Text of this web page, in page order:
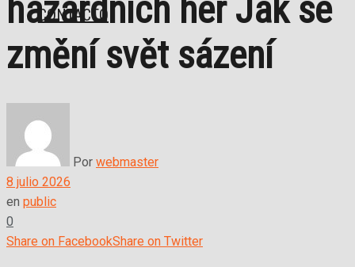
CONTACTO
hazardních her Jak se
změní svět sázení
Por webmaster
8 julio 2026
en public
0
Share on FacebookShare on Twitter